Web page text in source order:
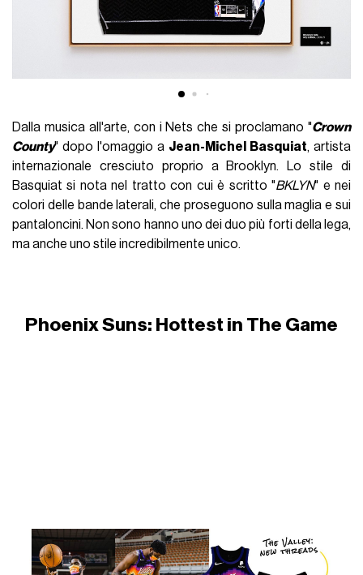
Dalla musica all'arte, con i Nets che si proclamano "Crown
County" dopo l'omaggio a Jean-Michel Basquiat, artista
internazionale cresciuto proprio a Brooklyn. Lo stile di
Basquiat si nota nel tratto con cui è scritto "BKLYN" e nei
colori delle bande laterali, che proseguono sulla maglia e sui
pantaloncini. Non sono hanno uno dei duo più forti della lega,
ma anche uno stile incredibilmente unico.
Phoenix Suns: Hottest in The Game